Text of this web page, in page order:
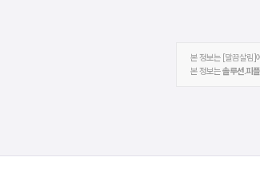
본 정보는 [말끔살림
본 정보는솔루션.피